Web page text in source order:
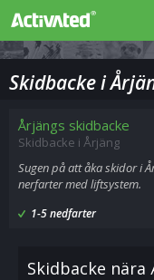
Skidbacke i
Årjängs skidbacke
Skidbacke i Årjäng
Sugen på att åka skidor i
nerfarter med liftsystem.
1-5 nedfarter
Skidbacke nära